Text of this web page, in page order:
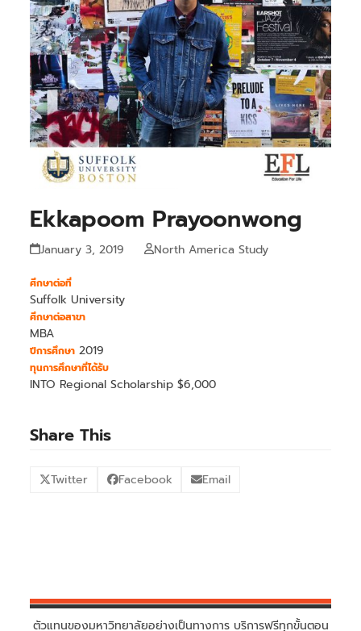
Ekkapoom Prayoonwong
January 3, 2019 North America Study
ศึกษาต่อที่
Suffolk University
ศึกษาต่อสาขา
MBA
ปีการศึกษา 2019
ทุนการศึกษาที่ได้รับ
INTO Regional Scholarship $6,000
Share This
Twitter Facebook Email
ตัวแทนของมหาวิทยาลัยอย่างเป็นทางการ บริการฟรีทุกขั้นตอน